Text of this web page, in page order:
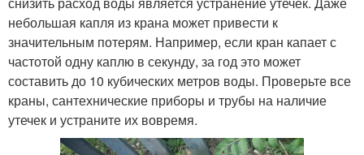
небольшая капля из крана может привести к
значительным потерям. Например, если кран капает с
частотой одну каплю в секунду, за год это может
составить до 10 кубических метров воды. Проверьте все
краны, сантехнические приборы и трубы на наличие
утечек и устраните их вовремя.